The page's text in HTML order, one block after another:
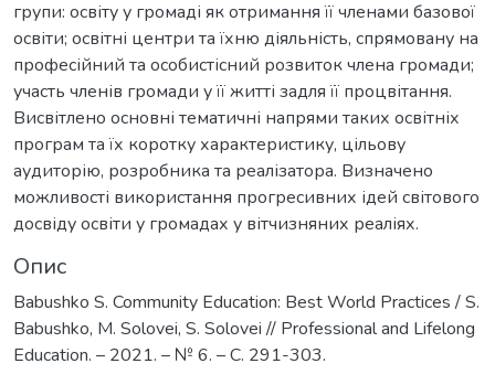
групи: освіту у громаді як отримання її членами базової
освіти; освітні центри та їхню діяльність, спрямовану на
професійний та особистісний розвиток члена громади;
участь членів громади у її житті задля її процвітання.
Висвітлено основні тематичні напрями таких освітніх
програм та їх коротку характеристику, цільову
аудиторію, розробника та реалізатора. Визначено
можливості використання прогресивних ідей світового
досвіду освіти у громадах у вітчизняних реаліях.
Опис
Babushko S. Community Education: Best World Practices / S.
Babushko, M. Solovei, S. Solovei // Professional and Lifelong
Education. – 2021. – № 6. – C. 291-303.